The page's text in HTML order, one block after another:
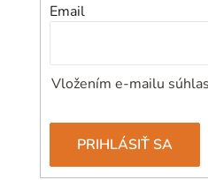
Email
Vložením e-mailu
PRIHLÁSIŤ SA